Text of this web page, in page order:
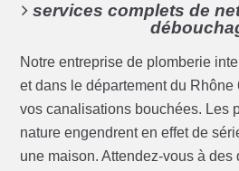
services complets de
Notre entreprise de plomberie
et dans le département du Rhône
vos canalisations bouchées. Les
nature engendrent en effet de
une maison. Attendez-vous à des